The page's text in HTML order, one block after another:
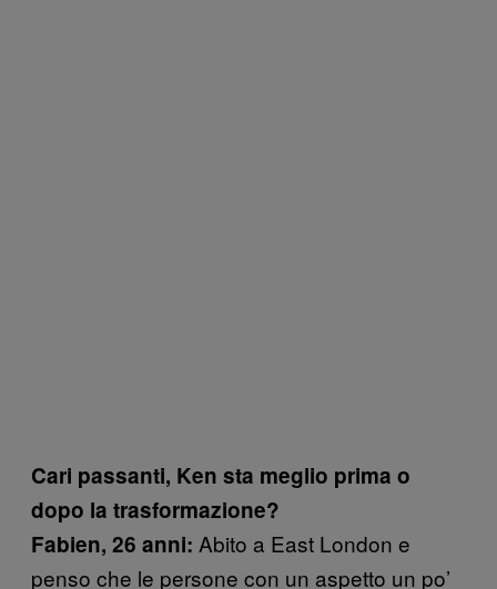
Cari passanti, Ken sta meglio prima o
dopo la trasformazione?
Fabien, 26 anni: Abito a East London e
penso che le persone con un aspetto un po’